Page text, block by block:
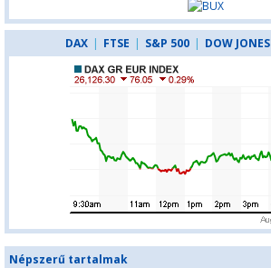
DAX | FTSE | S&P 500 | DOW JONES
Népszerű tartalmak